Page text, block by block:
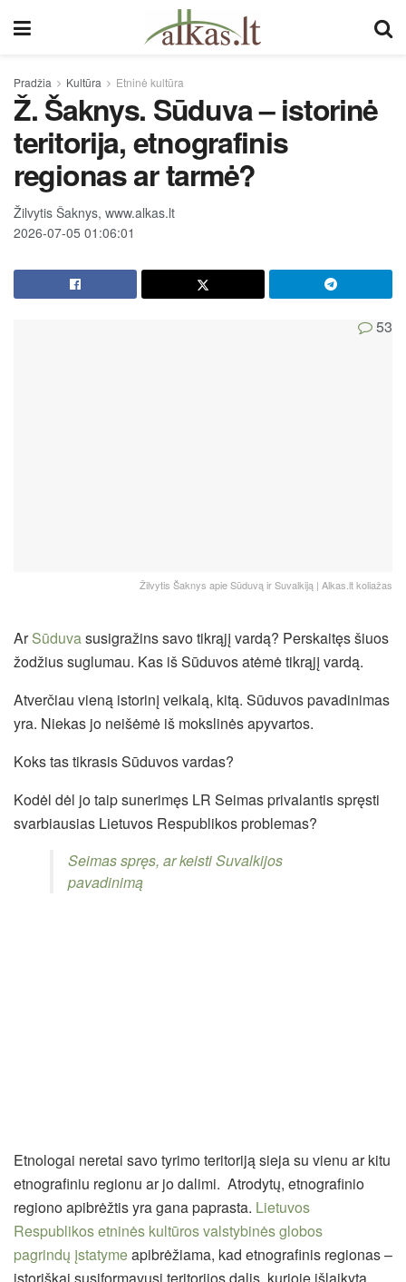
Pradžia Kultūra Etninė kultūra
Ž. Šaknys. Sūduva – istorinė
teritorija, etnografinis
regionas ar tarmė?
Žilvytis Šaknys, www.alkas.lt
2026-07-05 01:06:01
53
Žilvytis Šaknys apie Sūduvą ir Suvalkiją | Alkas.lt koliažas
ArSūduvasusigražins savo tikrąjį vardą? Perskaitęs šiuos
žodžius suglumau. Kas iš Sūduvos atėmė tikrąjį vardą.
Atverčiau vieną istorinį veikalą, kitą. Sūduvos pavadinimas
yra. Niekas jo neišėmė iš mokslinės apyvartos.
Koks tas tikrasis Sūduvos vardas?
Kodėl dėl jo taip sunerimęs LR Seimas privalantis spręsti
svarbiausias Lietuvos Respublikos problemas?
Seimas spręs, ar keisti Suvalkijos
pavadinimą
Etnologai neretai savo tyrimo teritoriją sieja su vienu ar kitu
etnografiniu regionu ar jo dalimi. Atrodytų, etnografinio
regiono apibrėžtis yra gana paprasta. Lietuvos
Respublikos etninės kultūros valstybinės globos
pagrindų įstatymeapibrėžiama, kad etnografinis regionas –